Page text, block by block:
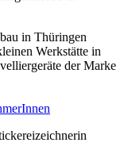
in Thüringen
Werkstätte in
der Marke